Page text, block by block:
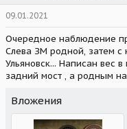
09.01.2021
Очередное наблюдение
Слева ЗМ родной, затем с
Ульяновск... Написан вес
задний мост , а родным
Вложения